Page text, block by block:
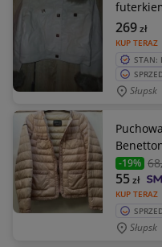
KUP TERAZ
269zł
STAN:
Słupsk
-19% 68
KUP TERAZ
55zł
Słupsk